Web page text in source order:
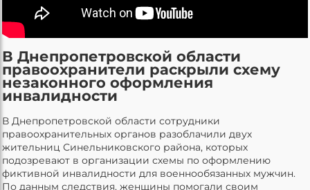
В Днепропетровской области
правоохранители раскрыли схему
незаконного оформления
инвалидности
В Днепропетровской области сотрудники
правоохранительных органов разоблачили двух
жительниц Синельниковского района, которых
подозревают в организации схемы по оформлению
фиктивной инвалидности для военнообязанных мужчин.
По данным следствия, женщины помогали своим